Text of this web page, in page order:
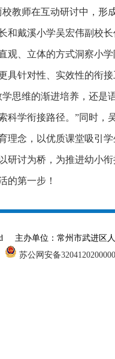
教师在互动研讨中，形
和戴溪小学吴宏伟副校
观、立体的方式洞察小
具针对性、实效性的衔
思维的渐进培养，还
科学衔接路径。”同时
理念，以优质课堂吸引
研讨为桥，为推进幼小
的第一步！
主办单位：常州市武进
苏公网安备